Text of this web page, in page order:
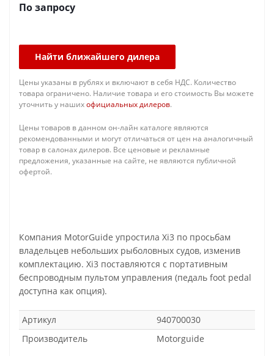
По запросу
Найти ближайшего дилера
Цены указаны в рублях и включают в себя НДС. Количество
товара ограничено. Наличие товара и его стоимость Вы можете
уточнить у нашихофициальных дилеров.
Цены товаров в данном он-лайн каталоге являются
рекомендованными и могут отличаться от цен на аналогичный
товар в салонах дилеров. Все ценовые и рекламные
предложения, указанные на сайте, не являются публичной
офертой.
Компания MotorGuide упростила Xi3 по просьбам
владельцев небольших рыболовных судов, изменив
комплектацию. Xi3 поставляются с портативным
беспроводным пультом управления (педаль foot pedal
доступна как опция).
Артикул
940700030
Производитель
Motorguide